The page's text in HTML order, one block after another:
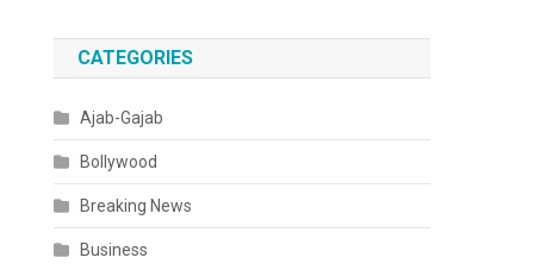
CATEGORIES
Ajab-Gajab
Bollywood
Breaking News
Business